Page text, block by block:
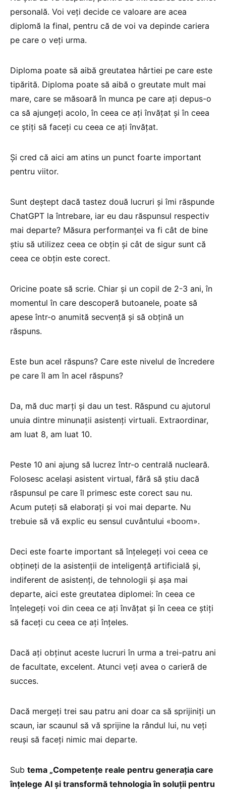
personală. Voi veți decide ce valoare are acea
diplomă la final, pentru că de voi va depinde cariera
pe care o veți urma.
Diploma poate să aibă greutatea hârtiei pe care este
tipărită. Diploma poate să aibă o greutate mult mai
mare, care se măsoară în munca pe care ați depus-o
ca să ajungeți acolo, în ceea ce ați învățat și în ceea
ce știți să faceți cu ceea ce ați învățat.
Și cred că aici am atins un punct foarte important
pentru viitor.
Sunt deștept dacă tastez două lucruri și îmi răspunde
ChatGPT la întrebare, iar eu dau răspunsul respectiv
mai departe? Măsura performanței va fi cât de bine
știu să utilizez ceea ce obțin și cât de sigur sunt că
ceea ce obțin este corect.
Oricine poate să scrie. Chiar și un copil de 2-3 ani, în
momentul în care descoperă butoanele, poate să
apese într-o anumită secvență și să obțină un
răspuns.
Este bun acel răspuns? Care este nivelul de încredere
pe care îl am în acel răspuns?
Da, mă duc marți și dau un test. Răspund cu ajutorul
unuia dintre minunații asistenți virtuali. Extraordinar,
am luat 8, am luat 10.
Peste 10 ani ajung să lucrez într-o centrală nucleară.
Folosesc același asistent virtual, fără să știu dacă
răspunsul pe care îl primesc este corect sau nu.
Acum puteți să elaborați și voi mai departe. Nu
trebuie să vă explic eu sensul cuvântului «boom».
Deci este foarte important să înțelegeți voi ceea ce
obțineți de la asistenții de inteligență artificială și,
indiferent de asistenți, de tehnologii și așa mai
departe, aici este greutatea diplomei: în ceea ce
înțelegeți voi din ceea ce ați învățat și în ceea ce știți
să faceți cu ceea ce ați înțeles.
Dacă ați obținut aceste lucruri în urma a trei-patru ani
de facultate, excelent. Atunci veți avea o carieră de
succes.
Dacă mergeți trei sau patru ani doar ca să sprijiniți un
scaun, iar scaunul să vă sprijine la rândul lui, nu veți
reuși să faceți nimic mai departe.
Sub tema „Competențe reale pentru generația care
înțelege AI și transformă tehnologia în soluții pentru